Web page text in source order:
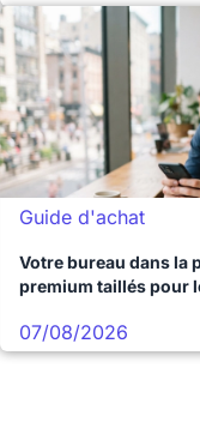
Guide d'achat
Votre bureau dans la
premium taillés pour
07/08/2026